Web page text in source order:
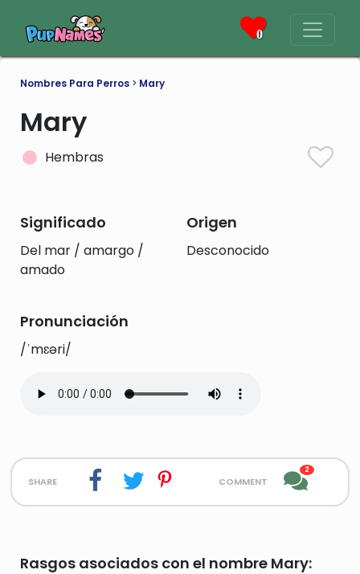
0
Nombres Para Perros > Mary
Mary
Hembras
Significado
Del mar / amargo /
amado
Origen
Desconocido
Pronunciación
/ˈmɛəri/
share comment
2
Rasgos asociados con el nombre Mary: